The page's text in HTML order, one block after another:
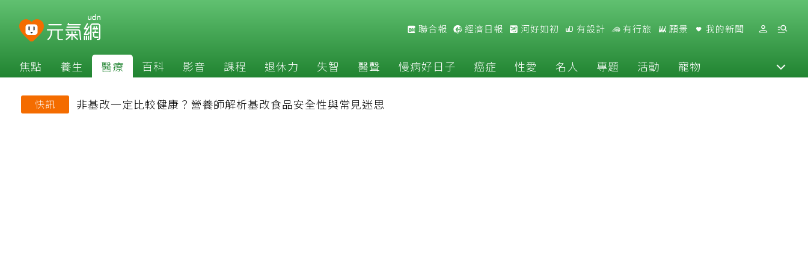
聯合報 經濟日報 河好如初 有設計 有行旅 願景 我的新聞
焦點 養生 醫療 百科 影音 課程 退休力 失智 醫聲 慢病好日子 癌症 性愛 名人 專題 活動 寵物
快訊 非基改一定比較健康？營養師解析基改食品安全性與常見迷思